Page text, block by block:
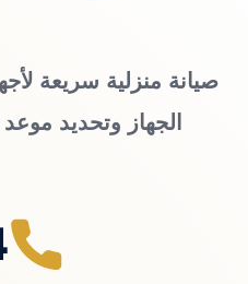
صيانة منزلية سريعة
الجهاز وتحديد